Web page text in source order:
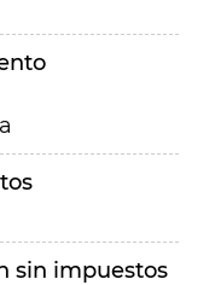
sin impuestos